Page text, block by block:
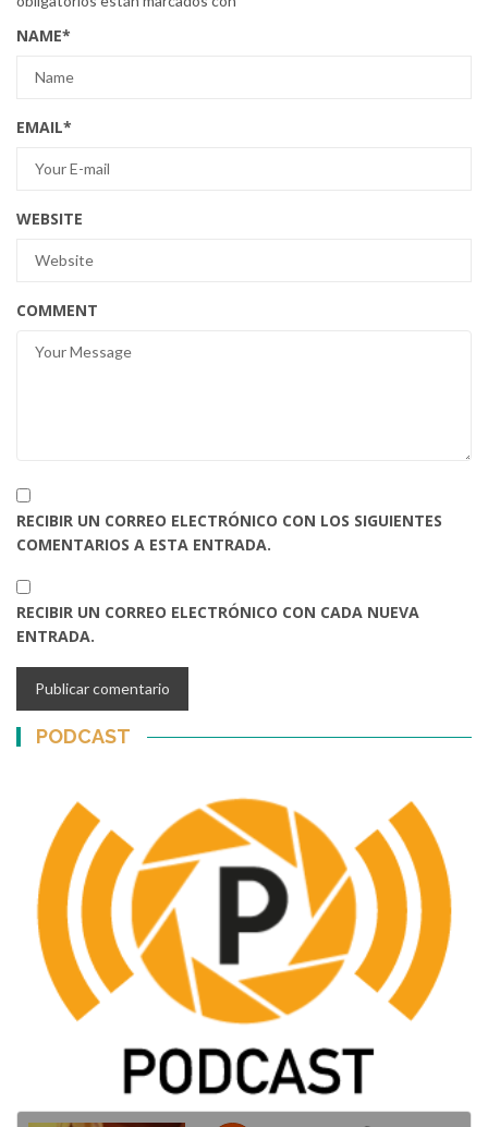
NAME*
EMAIL*
WEBSITE
COMMENT
RECIBIR UN CORREO ELECTRÓNICO CON LOS SIGUIENTES
COMENTARIOS A ESTA ENTRADA.
RECIBIR UN CORREO ELECTRÓNICO CON CADA NUEVA
ENTRADA.
PODCAST